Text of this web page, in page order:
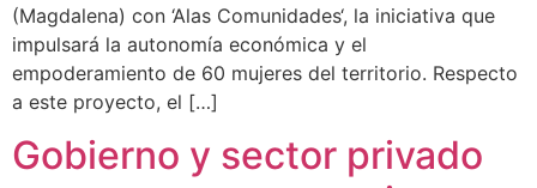
(Magdalena) con ‘Alas Comunidades‘, la iniciativa que
impulsará la autonomía económica y el
empoderamiento de 60 mujeres del territorio. Respecto
a este proyecto, el […]
Gobierno y sector privado